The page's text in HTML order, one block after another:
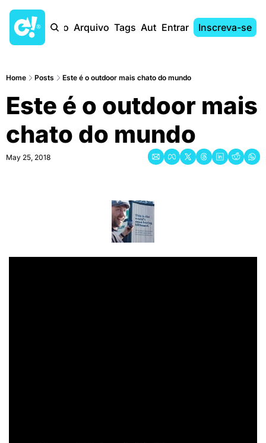
Início Arquivo Tags AutoresEntrar Inscreva-se
Home Posts Este é o outdoor mais chato do mundo
Este é o outdoor mais
chato do mundo
May 25, 2018